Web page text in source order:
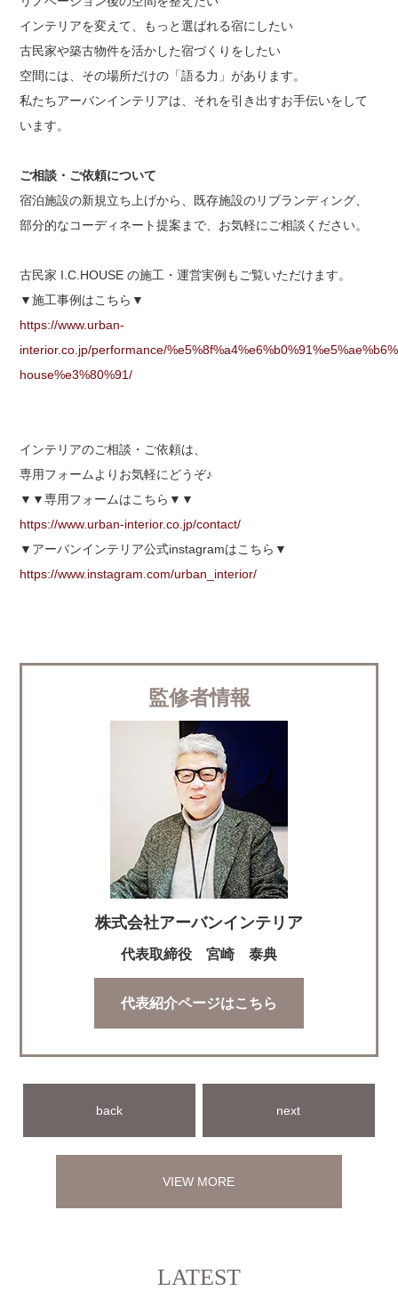
インテリアを変えて、もっと選ばれる宿にしたい
古民家や築古物件を活かした宿づくりをしたい
空間には、その場所だけの「語る力」があります。
私たちアーバンインテリアは、それを引き出すお手伝いをして
います。
ご相談・ご依頼について
宿泊施設の新規立ち上げから、既存施設のリブランディング、
部分的なコーディネート提案まで、お気軽にご相談ください。
古民家 I.C.HOUSE の施工・運営実例もご覧いただけます。
▼施工事例はこちら▼
https://www.urban-
interior.co.jp/performance/
house%e3%80%91/
インテリアのご相談・ご依頼は、
専用フォームよりお気軽にどうぞ♪
▼▼専用フォームはこちら▼▼
https://www.urban-interior.co.jp/contact/
▼アーバンインテリア公式instagramはこちら▼
https://www.instagram.com/urban_interior/
監修者情報
株式会社アーバンインテリア
代表取締役 宮崎 泰典
代表紹介ページはこちら
back next
VIEW MORE
LATEST